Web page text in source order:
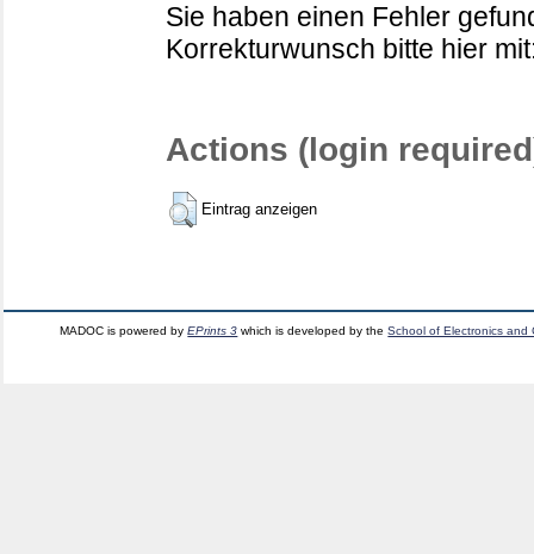
Sie haben einen Fehler
Korrekturwunsch bitte hier
Actions (login
Eintrag anzeigen
MADOC is powered byEPrints 3 which is developed by theSchool of Electronics and